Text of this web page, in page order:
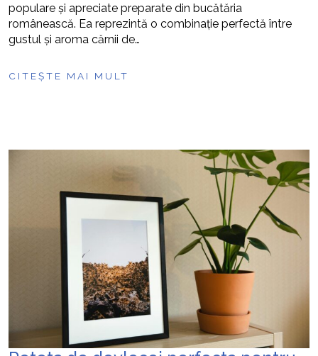
populare și apreciate preparate din bucătăria
românească. Ea reprezintă o combinație perfectă între
gustul și aroma cărnii de…
CITEȘTE MAI MULT